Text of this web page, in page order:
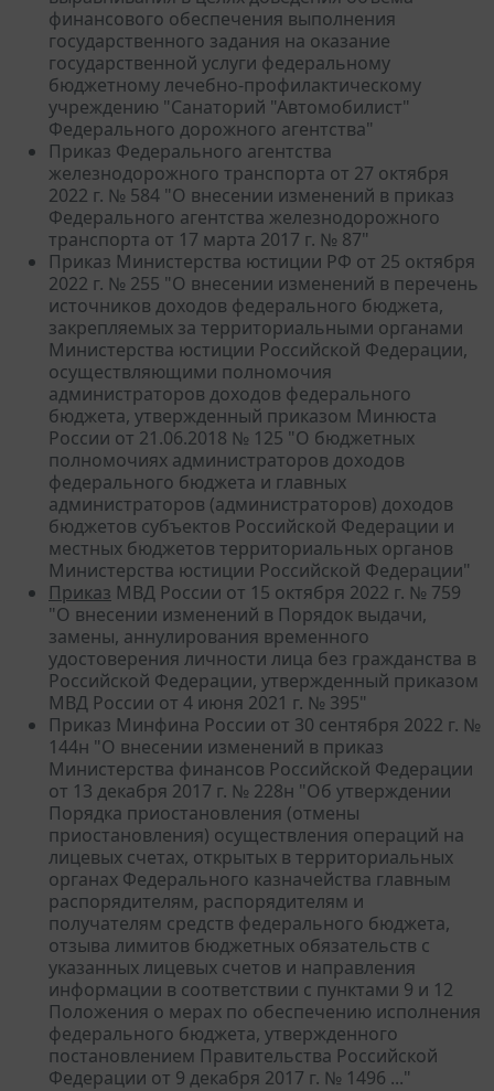
финансового обеспечения выполнения
государственного задания на оказание
государственной услуги федеральному
бюджетному лечебно-профилактическому
учреждению "Санаторий "Автомобилист"
Федерального дорожного агентства"
Приказ Федерального агентства
железнодорожного транспорта от 27 октября
2022 г. № 584 "О внесении изменений в приказ
Федерального агентства железнодорожного
транспорта от 17 марта 2017 г. № 87"
Приказ Министерства юстиции РФ от 25 октября
2022 г. № 255 "О внесении изменений в перечень
источников доходов федерального бюджета,
закрепляемых за территориальными органами
Министерства юстиции Российской Федерации,
осуществляющими полномочия
администраторов доходов федерального
бюджета, утвержденный приказом Минюста
России от 21.06.2018 № 125 "О бюджетных
полномочиях администраторов доходов
федерального бюджета и главных
администраторов (администраторов) доходов
бюджетов субъектов Российской Федерации и
местных бюджетов территориальных органов
Министерства юстиции Российской Федерации"
Приказ МВД России от 15 октября 2022 г. № 759
"О внесении изменений в Порядок выдачи,
замены, аннулирования временного
удостоверения личности лица без гражданства в
Российской Федерации, утвержденный приказом
МВД России от 4 июня 2021 г. № 395"
Приказ Минфина России от 30 сентября 2022 г. №
144н "О внесении изменений в приказ
Министерства финансов Российской Федерации
от 13 декабря 2017 г. № 228н "Об утверждении
Порядка приостановления (отмены
приостановления) осуществления операций на
лицевых счетах, открытых в территориальных
органах Федерального казначейства главным
распорядителям, распорядителям и
получателям средств федерального бюджета,
отзыва лимитов бюджетных обязательств с
указанных лицевых счетов и направления
информации в соответствии с пунктами 9 и 12
Положения о мерах по обеспечению исполнения
федерального бюджета, утвержденного
постановлением Правительства Российской
Федерации от 9 декабря 2017 г. № 1496 ..."